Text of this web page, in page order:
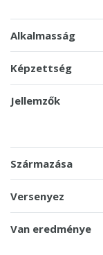
Alkalmasság
Képzettség
Jellemzők
Származása
Versenyez
Van eredménye